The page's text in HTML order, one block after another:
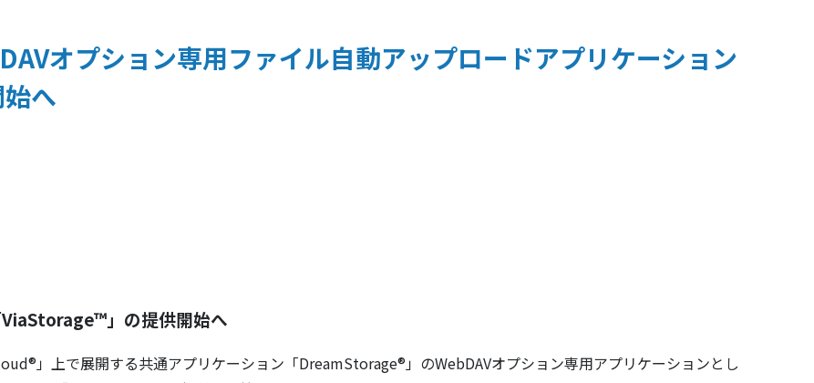
オプション専用ファイル自動アップロードアプリケーション
へ
」の提供開始へ
」上で展開する共通アプリケーション「DreamStorage®」のWebDAVオプション専用アプリケーションとし